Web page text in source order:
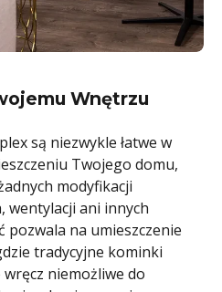
Wnętrzu
są niezwykle łatwe w
Twojego domu,
modyfikacji
wentylacji ani innych
pozwala na umieszczenie
tradycyjne kominki
niemożliwe do